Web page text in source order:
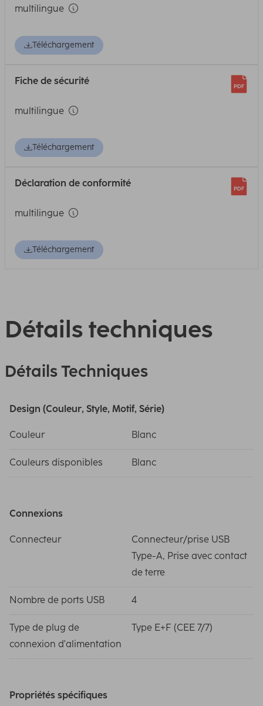
multilingue
Téléchargement
Fiche de sécurité
multilingue
Téléchargement
Déclaration de conformité
multilingue
Téléchargement
Détails techniques
Détails Techniques
Design (Couleur, Style, Motif, Série)
Couleur Blanc
Couleurs disponibles Blanc
Connexions
Connecteur
Connecteur/prise USB
Type-A, Prise avec contact
de terre
Nombre de ports USB 4
Type de plug de
connexion d'alimentation
Type E+F (CEE 7/7)
Propriétés spécifiques